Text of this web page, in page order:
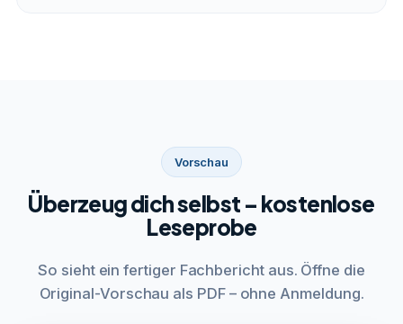
Vorschau
Überzeug dich selbst – kostenlose
Leseprobe
So sieht ein fertiger Fachbericht aus. Öffne die
Original-Vorschau als PDF – ohne Anmeldung.